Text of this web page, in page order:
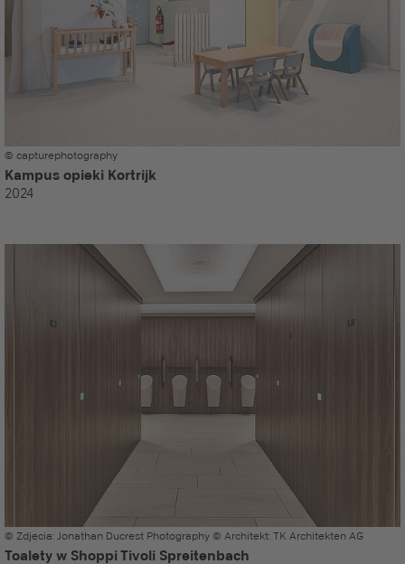
© capturephotography
Kampus opieki Kortrijk
2024
© Zdjęcia: Jonathan Ducrest Photography © Architekt: TK Architekten AG
Toalety w Shoppi Tivoli Spreitenbach